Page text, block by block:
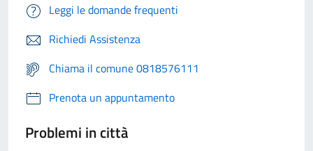
Leggi le domande frequenti
Richiedi Assistenza
Chiama il comune 0818576111
Prenota un appuntamento
Problemi in città